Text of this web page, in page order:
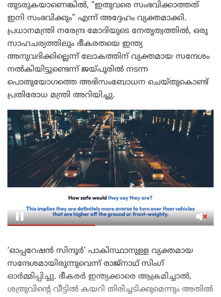
തുടരുകയാണെങ്കിൽ, “ഇതുവരെ സംഭവിക്കാത്തത്
ഇനി സംഭവിക്കും” എന്ന് അദ്ദേഹം വ്യക്തമാക്കി.
പ്രധാനമന്ത്രി നരേന്ദ്ര മോദിയുടെ നേതൃത്വത്തിൽ, ഒരു
സാഹചര്യത്തിലും ഭീകരതയെ ഇന്ത്യ
അനുവദിക്കില്ലെന്ന് ലോകത്തിന് വ്യക്തമായ സന്ദേശം
നൽകിയിട്ടുണ്ടെന്ന് ജയ്പൂരിൽ നടന്ന
പൊതുയോഗത്തെ അഭിസംബോധന ചെയ്തുകൊണ്ട്
പ്രതിരോധ മന്ത്രി അറിയിച്ചു.
‘ഓപ്പറേഷൻ സിന്ദൂർ’ പാകിസ്ഥാനുള്ള വ്യക്തമായ
സന്ദേശമായിരുന്നുവെന്ന് രാജ്‌നാഥ് സിംഗ്
ഓർമ്മിപ്പിച്ചു. ഭീകരർ ഇന്ത്യക്കാരെ ആക്രമിച്ചാൽ,
ശത്രുവിന്റെ വീട്ടിൽ കയറി തിരിച്ചടിക്കുമെന്നും അതിൽ